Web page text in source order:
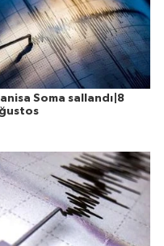
Soma sallandı|8